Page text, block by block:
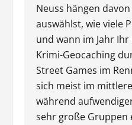
Neuss hängen
auswählst, wie viele
und wann im Jahr
Krimi-Geocaching
Street Games im
sich meist im
während
sehr große Gruppen